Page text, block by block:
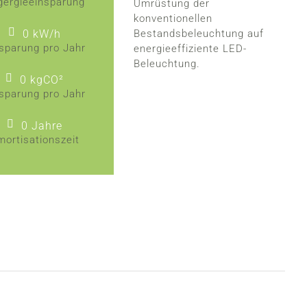
0 kW/h
pro Jahr
0 kgCO²
pro Jahr
0 Jahre
Umrüstung der
konventionellen
Bestandsbeleuchtung auf
energieeffiziente LED-
Beleuchtung.